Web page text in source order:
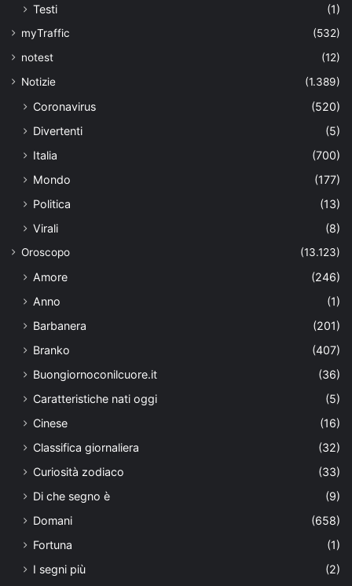
Testi
(1)
myTraffic
(532)
notest
(12)
Notizie
(1.389)
Coronavirus
(520)
Divertenti
(5)
Italia
(700)
Mondo
(177)
Politica
(13)
Virali
(8)
Oroscopo (13.123)
Amore
(246)
Anno
(1)
Barbanera
(201)
Branko
(407)
Buongiornoconilcuore.it
(36)
Caratteristiche nati oggi
(5)
Cinese
(16)
Classifica giornaliera
(32)
Curiosità zodiaco
(33)
Di che segno è
(9)
Domani
(658)
Fortuna
(1)
I segni più
(2)